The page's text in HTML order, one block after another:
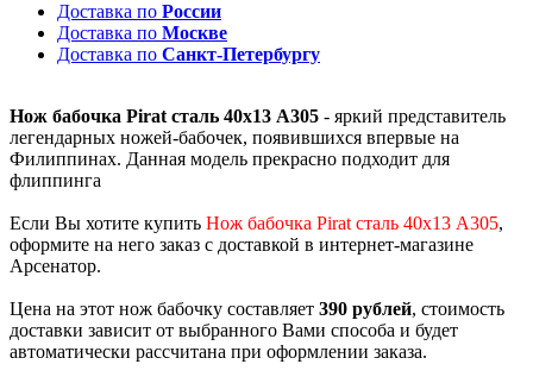
Доставка по России
Доставка по Москве
Доставка по Санкт-Петербургу
Нож бабочка Pirat сталь 40х13 A305 - яркий представитель
легендарных ножей-бабочек, появившихся впервые на
Филиппинах. Данная модель прекрасно подходит для
флиппинга
Если Вы хотите купить Нож бабочка Pirat сталь 40х13 A305,
оформите на него заказ с доставкой в интернет-магазине
Арсенатор.
Цена на этот нож бабочку составляет 390 рублей, стоимость
доставки зависит от выбранного Вами способа и будет
автоматически рассчитана при оформлении заказа.